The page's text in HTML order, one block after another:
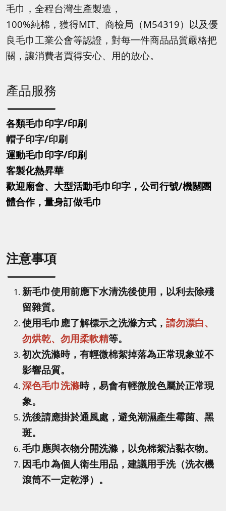
毛巾，全程台灣生產製造，
100%純棉，獲得MIT、商檢局（M54319）以及優
良毛巾工業公會等認證，對每一件商品品質嚴格把
關，讓消費者買得安心、用的放心。
產品服務
各類毛巾印字/印刷
帽子印字/印刷
運動毛巾印字/印刷
客製化熱昇華
歡迎廟會、大型活動毛巾印字，公司行號/機關團
體合作，量身訂做毛巾
注意事項
新毛巾使用前應下水清洗後使用，以利去除殘
留雜質。
使用毛巾應了解標示之洗滌方式， 請勿漂白、
勿烘乾、勿用柔軟精等。
初次洗滌時，有輕微棉絮掉落為正常現象並不
影響品質。
深色毛巾洗滌時，易會有輕微脫色屬於正常現
象。
洗後請應掛於通風處，避免潮濕產生霉菌、黑
斑。
毛巾應與衣物分開洗滌，以免棉絮沾黏衣物。
因毛巾為個人衛生用品，建議用手洗（洗衣機
滾筒不一定乾淨）。